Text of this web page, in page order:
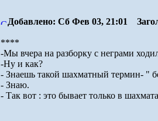
Добавлено: Сб Фев 03, 21:01
****
-Мы вчера на разборку с неграми
-Ну и как?
- Знаешь такой шахматный термин- "
- Знаю.
- Так вот : это бывает только в